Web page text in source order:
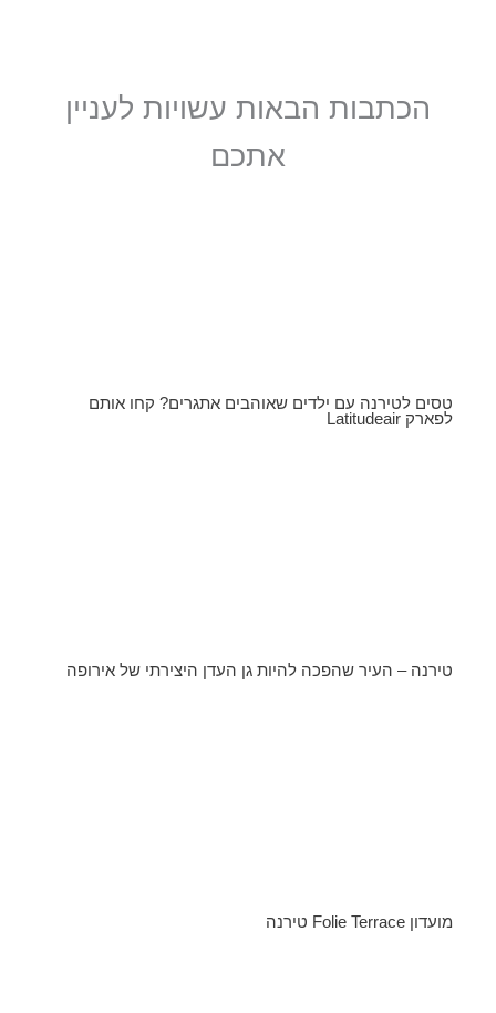
הכתבות הבאות עשויות לעניין
אתכם
טסים לטירנה עם ילדים שאוהבים אתגרים? קחו אותם
לפארק Latitudeair
טירנה – העיר שהפכה להיות גן העדן היצירתי של אירופה
מועדון Folie Terrace טירנה